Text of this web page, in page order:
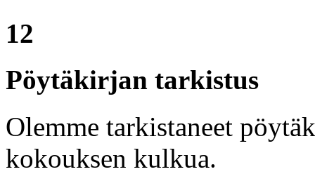
12
Pöytäkirjan tarkistus
Olemme tarkistaneet
kokouksen kulkua.